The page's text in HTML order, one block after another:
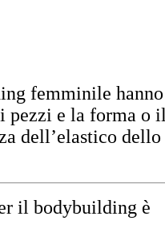
femminile hanno
pezzi e la forma o
dell’elastico dello
il bodybuilding è